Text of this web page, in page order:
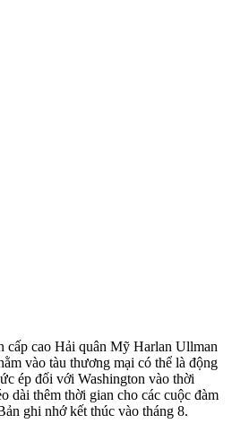
cấp cao Hải quân Mỹ Harlan Ullman
vào tàu thương mại có thể là động
ép đối với Washington vào thời
dài thêm thời gian cho các cuộc đàm
ghi nhớ kết thúc vào tháng 8.